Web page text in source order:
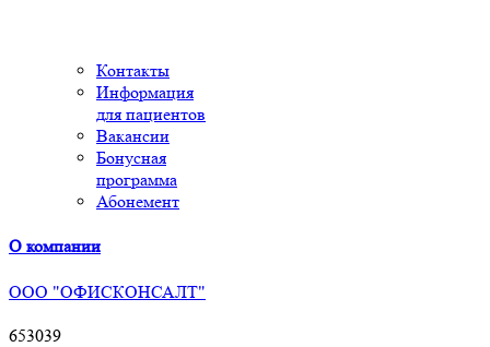
Контакты
Информация
для пациентов
Вакансии
Бонусная
программа
Абонемент
О компании
ООО "ОФИСКОНСАЛТ"
653039